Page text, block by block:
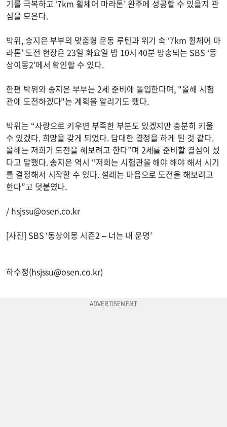
기를 극복하고 ‘7km 휠체어 마라톤’ 완주에 성공할 수 있을지 관
심을 모은다.
박위, 송지은 부부의 맞춤형 운동 루틴과 위기 속 ‘7km 휠체어 마
라톤’ 도전 현장은 23일 화요일 밤 10시 40분 방송되는 SBS ‘동
상이몽2’에서 확인할 수 있다.
한편 박위와 송지은 부부는 2세 준비에 돌입한다며, "올해 시험
관에 도전하겠다"는 계획을 알리기도 했다.
박위는 “사랑으로 키우면 부족한 부분도 있겠지만 충분히 키울
수 있겠다. 희망을 갖게 되었다. 담대한 결정을 하게 된 것 같다.
올해는 저희가 도전을 해보려고 한다”며 2세를 준비할 결심이 섰
다고 말했다. 송지은 역시 “저희는 시험관을 해야 해야 해서 시기
를 결정해서 시작할 수 있다. 설레는 마음으로 도전을 해보려고
한다”고 덧붙였다.
/ hsjssu@osen.co.kr
[사진] SBS ‘동상이몽 시즌2 – 너는 내 운명’
하수정(hsjssu@osen.co.kr)